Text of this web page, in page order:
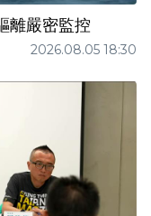
離嚴密監控
2026.08.05 18:30